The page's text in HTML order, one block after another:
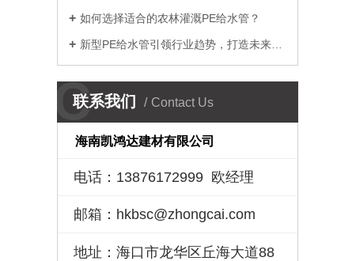
如何选择适合的农林灌溉PE给水管？
新型PE给水管引领行业趋势，打造未来安全供水
联系我们 Contact Us
C
海南凯鸿达建材有限公司
电话：13876172999 欧经理
邮箱：hkbsc@zhongcai.com
地址：海口市龙华区丘海大道88